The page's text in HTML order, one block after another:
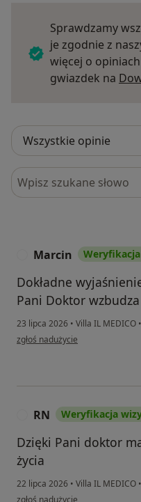
Sprawdzamy
je zgodnie z
więcej o
gwiazdek na
Szukaj w opiniach
Marcin
Dokładne
Pani Doktor
23 lipca 2026 • Villa IL MEDICO •
w opinii użytkownika Marcin
zgłoś nadużycie
RN Weryfikacja
Dzięki Pani doktor
życia
22 lipca 2026 • Villa IL MEDICO •
w opinii użytkownika RN